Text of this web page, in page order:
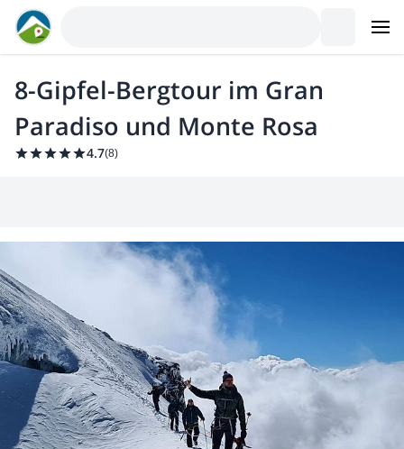
8-Gipfel-Bergtour im Gran
Paradiso und Monte Rosa
4.7(8)